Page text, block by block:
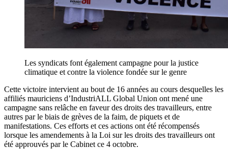
Les syndicats font également campagne pour la justice
climatique et contre la violence fondée sur le genre
Cette victoire intervient au bout de 16 années au cours desquelles les
affiliés mauriciens d’IndustriALL Global Union ont mené une
campagne sans relâche en faveur des droits des travailleurs, entre
autres par le biais de grèves de la faim, de piquets et de
manifestations. Ces efforts et ces actions ont été récompensés
lorsque les amendements à la Loi sur les droits des travailleurs ont
été approuvés par le Cabinet ce 4 octobre.